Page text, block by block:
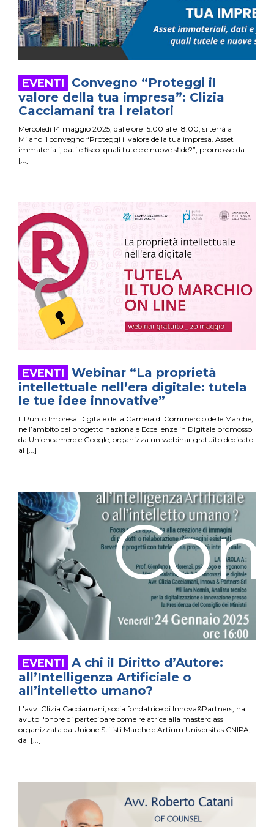
Convegno “Proteggi il
valore della tua impresa”: Clizia
Cacciamani tra i relatori
Mercoledì 14 maggio 2025, dalle ore 15:00 alle 18:00, si terrà a
Milano il convegno “Proteggi il valore della tua impresa. Asset
immateriali, dati e fisco: quali tutele e nuove sfide?”, promosso da
Webinar “La proprietà
intellettuale nell’era digitale: tutela
le tue idee innovative”
Il Punto Impresa Digitale della Camera di Commercio delle Marche,
nell’ambito del progetto nazionale Eccellenze in Digitale promosso
da Unioncamere e Google, organizza un webinar gratuito dedicato
al
A chi il Diritto d’Autore:
all’Intelligenza Artificiale o
all’intelletto umano?
L'avv. Clizia Cacciamani, socia fondatrice di Innova&Partners, ha
avuto l'onore di partecipare come relatrice alla masterclass
organizzata da Unione Stilisti Marche e Artium Universitas CNIPA,
dal